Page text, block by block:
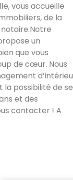
vous accueille
de la
un
que vous
de cœur. Nous
la possibilité de se
et des
contacter ! A